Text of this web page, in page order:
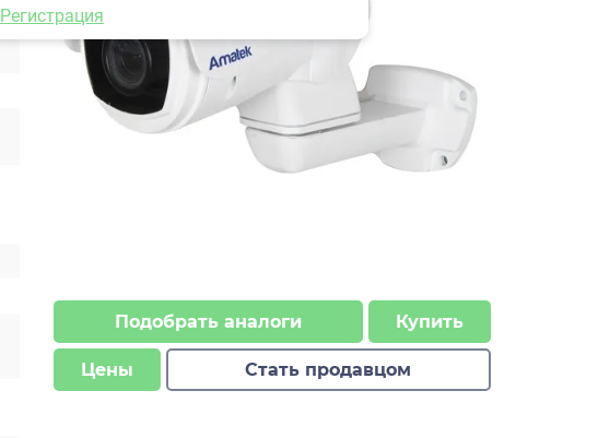
Регистрация
Подобрать аналоги Купить
Цены Стать продавцом